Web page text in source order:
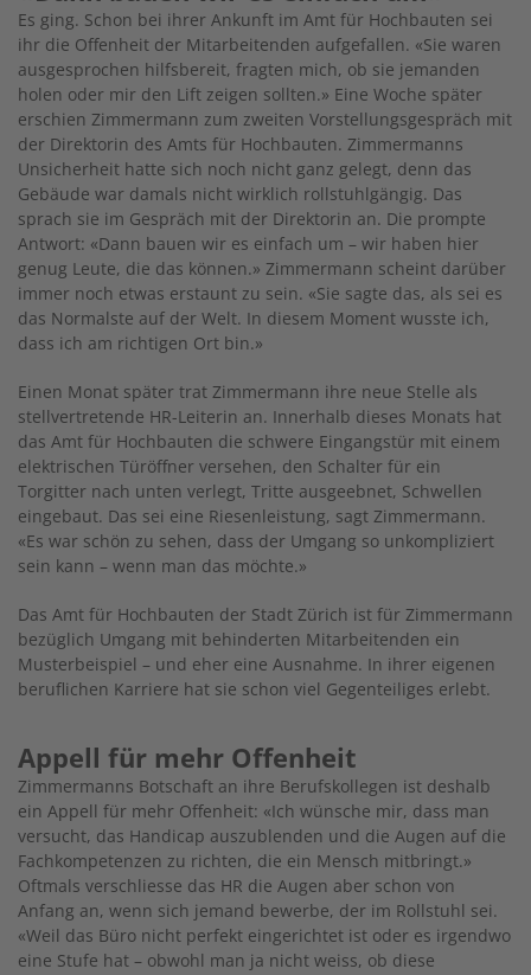
Es ging. Schon bei ihrer Ankunft im Amt für Hochbauten sei
ihr die Offenheit der Mitarbeitenden aufgefallen. «Sie waren
ausgesprochen hilfsbereit, fragten mich, ob sie jemanden
holen oder mir den Lift zeigen sollten.» Eine Woche später
erschien Zimmermann zum zweiten Vorstellungsgespräch mit
der Direktorin des Amts für Hochbauten. Zimmermanns
Unsicherheit hatte sich noch nicht ganz gelegt, denn das
Gebäude war damals nicht wirklich rollstuhlgängig. Das
sprach sie im Gespräch mit der Direktorin an. Die prompte
Antwort: «Dann bauen wir es einfach um – wir haben hier
genug Leute, die das können.» Zimmermann scheint darüber
immer noch etwas erstaunt zu sein. «Sie sagte das, als sei es
das Normalste auf der Welt. In diesem Moment wusste ich,
dass ich am richtigen Ort bin.»
Einen Monat später trat Zimmermann ihre neue Stelle als
stellvertretende HR-Leiterin an. Innerhalb dieses Monats hat
das Amt für Hochbauten die schwere Eingangstür mit einem
elektrischen Türöffner versehen, den Schalter für ein
Torgitter nach unten verlegt, Tritte ausgeebnet, Schwellen
eingebaut. Das sei eine Riesenleis­tung, sagt Zimmermann.
«Es war schön zu sehen, dass der Umgang so unkompliziert
sein kann – wenn man das möchte.»
Das Amt für Hochbauten der Stadt Zürich ist für Zimmermann
bezüglich Umgang mit behinderten Mitarbeitenden ein
Musterbeispiel – und eher eine Ausnahme. In ihrer eigenen
beruflichen Karriere hat sie schon viel Gegenteiliges erlebt.
Appell für mehr Offenheit
Zimmermanns Botschaft an ihre Berufskollegen ist deshalb
ein Appell für mehr Offenheit: «Ich wünsche mir, dass man
versucht, das Handicap auszublenden und die Augen auf die
Fachkompetenzen zu richten, die ein Mensch mitbringt.»
Oftmals verschliesse das HR die Augen aber schon von
Anfang an, wenn sich jemand bewerbe, der im Rollstuhl sei.
«Weil das Büro nicht perfekt eingerichtet ist oder es irgendwo
eine Stufe hat – obwohl man ja nicht weiss, ob diese